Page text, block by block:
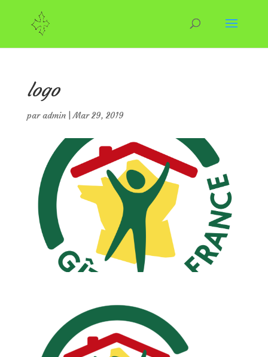
logo
paradmin|Mar 29, 2019